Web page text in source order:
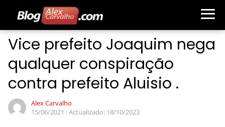
Vice prefeito Joaquim nega
qualquer conspiração
contra prefeito Aluisio .
Alex Carvalho
15/06/2021 · Actualizado: 18/10/2023